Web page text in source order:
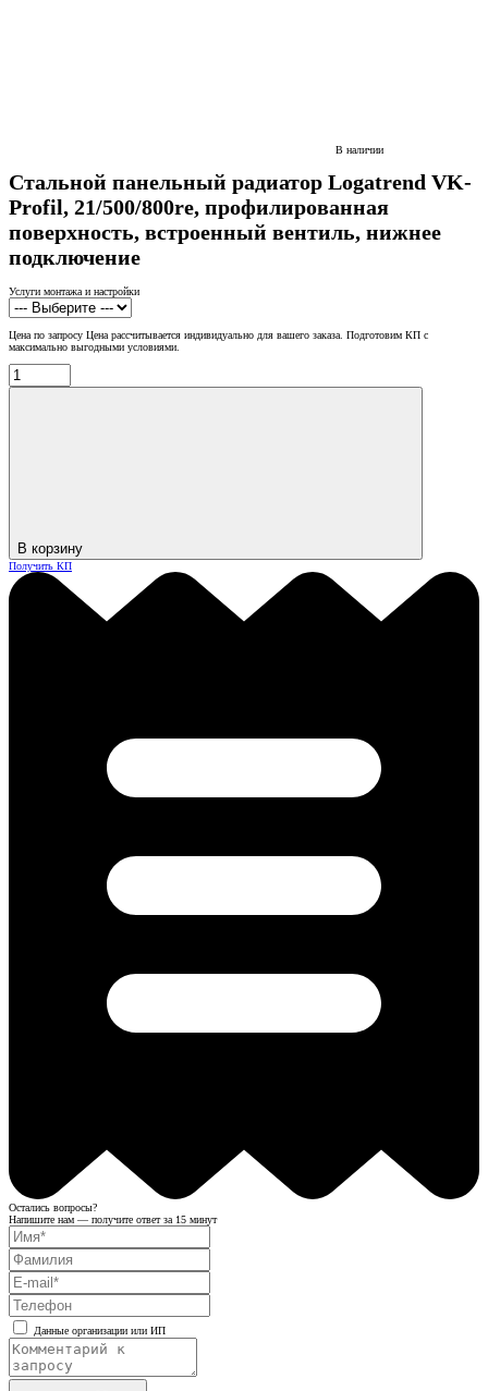
В наличии
Стальной панельный радиатор Logatrend VK-
Profil, 21/500/800re, профилированная
поверхность, встроенный вентиль, нижнее
подключение
Услуги монтажа и настройки
Цена по запросу Цена рассчитывается индивидуально для вашего заказа. Подготовим КП с
максимально выгодными условиями.
В корзину
Получить КП
Остались вопросы?
Напишите нам — получите ответ за 15 минут
Данные организации или ИП